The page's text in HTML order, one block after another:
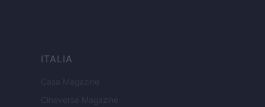
ITALIA
Casa Magazine
Cineverse Magazine